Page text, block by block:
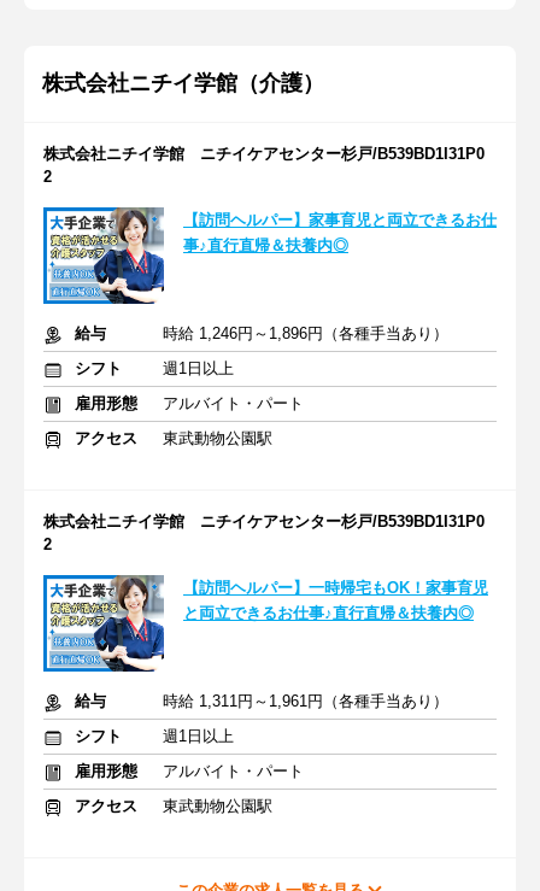
株式会社ニチイ学館（介護）
株式会社ニチイ学館 ニチイケアセンター杉戸/B539BD1I31P0
2
【訪問ヘルパー】家事育児と両立できるお仕
事♪直行直帰＆扶養内◎
給与
時給 1,246円～1,896円（各種手当あり）
シフト
週1日以上
雇用形態
アルバイト・パート
アクセス
東武動物公園駅
株式会社ニチイ学館 ニチイケアセンター杉戸/B539BD1I31P0
2
【訪問ヘルパー】一時帰宅もOK！家事育児
と両立できるお仕事♪直行直帰＆扶養内◎
給与
時給 1,311円～1,961円（各種手当あり）
シフト
週1日以上
雇用形態
アルバイト・パート
アクセス
東武動物公園駅